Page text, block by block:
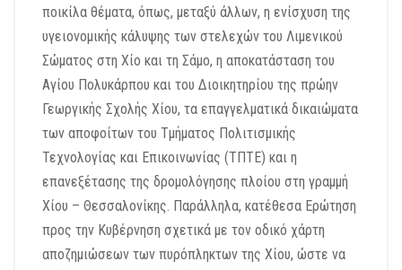
ποικίλα θέματα, όπως, μεταξύ άλλων, η ενίσχυση της
υγειονομικής κάλυψης των στελεχών του Λιμενικού
Σώματος στη Χίο και τη Σάμο, η αποκατάσταση του
Αγίου Πολυκάρπου και του Διοικητηρίου της πρώην
Γεωργικής Σχολής Χίου, τα επαγγελματικά δικαιώματα
των αποφοίτων του Τμήματος Πολιτισμικής
Τεχνολογίας και Επικοινωνίας (ΤΠΤΕ) και η
επανεξέτασης της δρομολόγησης πλοίου στη γραμμή
Χίου – Θεσσαλονίκης. Παράλληλα, κατέθεσα Ερώτηση
προς την Κυβέρνηση σχετικά με τον οδικό χάρτη
αποζημιώσεων των πυρόπληκτων της Χίου, ώστε να